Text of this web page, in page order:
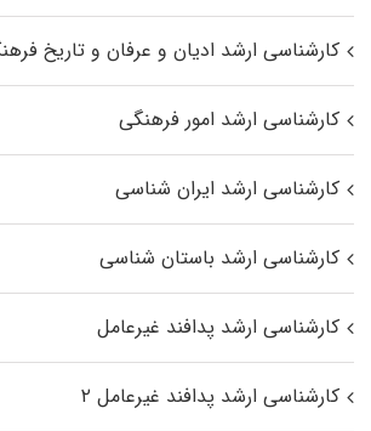
کارشناسی ارشد ادیان و عرفان و تاریخ
کارشناسی ارشد امور فرهنگی
کارشناسی ارشد ایران شناسی
کارشناسی ارشد باستان شناسی
کارشناسی ارشد پدافند غیرعامل
کارشناسی ارشد پدافند غیرعامل ۲